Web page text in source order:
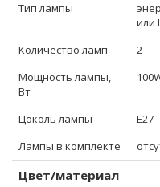
Тип лампы
или
Количество ламп
2
Мощность лампы,
Вт
Цоколь лампы
E27
Лампы в комплекте
Цвет/материал